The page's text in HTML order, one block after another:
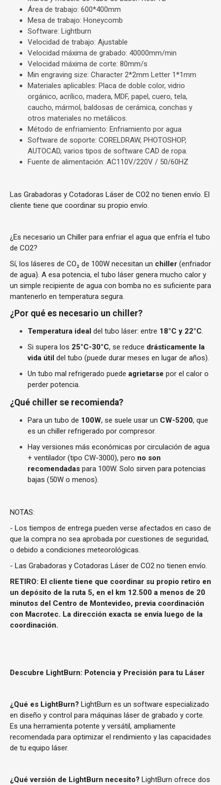
Área de trabajo: 600*400mm
Mesa de trabajo: Honeycomb
Software: Lightburn
Velocidad de trabajo: Ajustable
Velocidad máxima de grabado: 40000mm/min
Velocidad máxima de corte: 80mm/s
Min engraving size: Character 2*2mm Letter 1*1mm
Materiales aplicables: Placa de doble color, vidrio
orgánico, acrílico, madera, MDF, papel, cuero, tela,
caucho, mármol, baldosas de cerámica, conchas y
otros materiales no metálicos.
Método de enfriamiento: Enfriamiento por agua
Software de soporte: CORELDRAW, PHOTOSHOP,
AUTOCAD, varios tipos de software CAD de ropa.
Fuente de alimentación: AC110V/220V / 50/60HZ
Las Grabadoras y Cotadoras Láser de CO2 no tienen envío. El
cliente tiene que coordinar su propio envío.
¿Es necesario un Chiller para enfriar el agua que enfría el tubo
de CO2?
Sí, los láseres de CO₂ de 100W necesitan un chiller (enfriador
de agua). A esa potencia, el tubo láser genera mucho calor y
un simple recipiente de agua con bomba no es suficiente para
mantenerlo en temperatura segura.
¿Por qué es necesario un chiller?
Temperatura ideal del tubo láser: entre 18°C y 22°C.
Si supera los 25°C-30°C, se reduce drásticamente la
vida útil del tubo (puede durar meses en lugar de años).
Un tubo mal refrigerado puede agrietarse por el calor o
perder potencia.
¿Qué chiller se recomienda?
Para un tubo de 100W, se suele usar un CW-5200, que
es un chiller refrigerado por compresor.
Hay versiones más económicas por circulación de agua
+ ventilador (tipo CW-3000), pero no son
recomendadas para 100W. Solo sirven para potencias
bajas (50W o menos).
NOTAS:
- Los tiempos de entrega pueden verse afectados en caso de
que la compra no sea aprobada por cuestiones de seguridad,
o debido a condiciones meteorológicas.
- Las Grabadoras y Cotadoras Láser de CO2 no tienen envío.
RETIRO: El cliente tiene que coordinar su propio retiro en
un depósito de la ruta 5, en el km 12.500 a menos de 20
minutos del Centro de Montevideo, previa coordinación
con Macrotec. La dirección exacta se envía luego de la
coordinación.
Descubre LightBurn: Potencia y Precisión para tu Láser
¿Qué es LightBurn? LightBurn es un software especializado
en diseño y control para máquinas láser de grabado y corte.
Es una herramienta potente y versátil, ampliamente
recomendada para optimizar el rendimiento y las capacidades
de tu equipo láser.
¿Qué versión de LightBurn necesito? LightBurn ofrece dos